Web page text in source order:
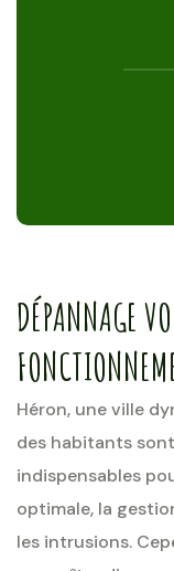
DÉPANNAGE
Héron, une ville
des habitants
indispensables
optimale, la
les intrusions.